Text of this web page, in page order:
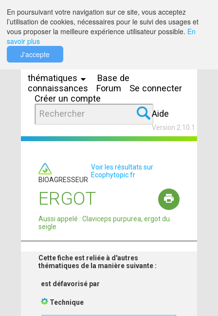
thématiques
Base de
connaissances
Forum
Se connecter
Créer un compte
Aide
Version 2.10.1
BIOAGRESSEUR
Voir les résultats sur
Ecophytopic.fr
ERGOT
Aussi appelé : Claviceps purpurea, ergot du
seigle
Cette fiche est reliée à d'autres
thématiques de la manière suivante :
est défavorisé par
Technique
En poursuivant votre navigation sur ce site, vous acceptez
l’utilisation de cookies, nécessaires pour le suivi des usages et
vous proposer la meilleure expérience utilisateur possible. En
savoir plus
J'accepte